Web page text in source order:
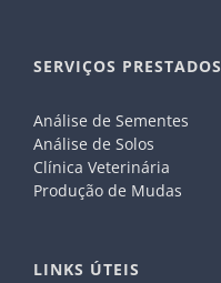
SERVIÇOS PRESTADOS
Análise de Sementes
Análise de Solos
Clínica Veterinária
Produção de Mudas
LINKS ÚTEIS